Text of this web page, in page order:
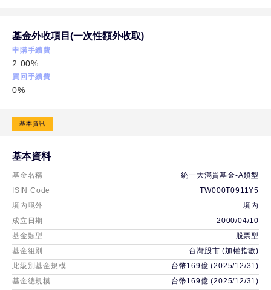
基金外收項目(一次性額外收取)
申購手續費
2.00%
買回手續費
0%
基本資訊
基本資料
基金名稱
統一大滿貫基金-A類型
ISIN Code
TW000T0911Y5
境內境外
境內
成立日期
2000/04/10
基金類型
股票型
基金組別
台灣股市 (加權指數)
此級別基金規模
台幣169億 (2025/12/31)
基金總規模
台幣169億 (2025/12/31)